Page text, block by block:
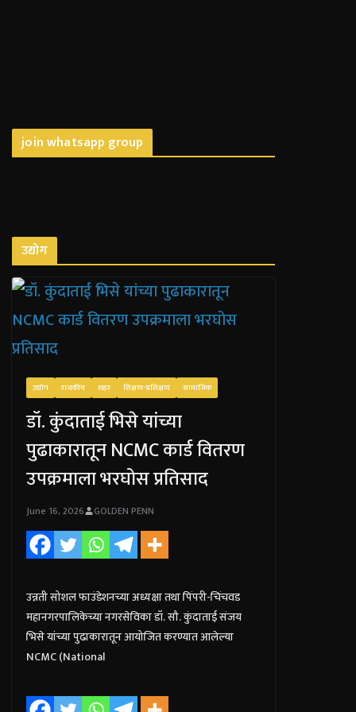
join whatsapp group
उद्योग
उद्योग राजकीय शहर शिक्षण-प्रशिक्षण सामाजिक
डॉ. कुंदाताई भिसे यांच्या
पुढाकारातून NCMC कार्ड वितरण
उपक्रमाला भरघोस प्रतिसाद
June 16, 2026 GOLDEN PENN
उन्नती सोशल फाउंडेशनच्या अध्यक्षा तथा पिंपरी-चिंचवड
महानगरपालिकेच्या नगरसेविका डॉ. सौ. कुंदाताई संजय
भिसे यांच्या पुढाकारातून आयोजित करण्यात आलेल्या
NCMC (National